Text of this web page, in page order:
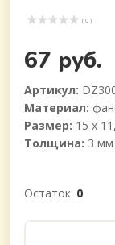
( 0 )
67 руб.
Артикул:
Материал:
Размер: 15 х
Толщина: 3 мм
Остаток: 0